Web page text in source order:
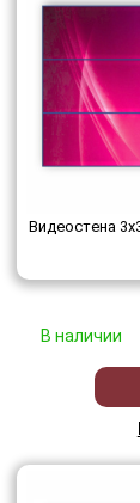
Видеостена
В наличии